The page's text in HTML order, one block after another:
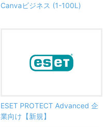
Canvaビジネス (1-100L)
ESET PROTECT Advanced 企
業向け【新規】